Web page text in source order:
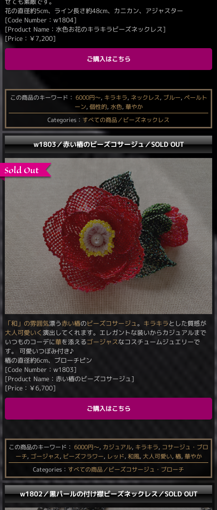
花の直径約5cm、ライン長さ約48cm、カニカン、アジャスター
[Code Number：w1804]
[Product Name：水色お花のキラキラビーズネックレス]
[Price： ￥7,200]
ご購入はこちら
この商品のキーワード： 6000円〜, キラキラ, ネックレス, ブルー, ペールト
ーン, 個性的, 水色, 華やか
Categories： すべての商品／ビーズネックレス
w1803／赤い椿のビーズコサージュ／SOLD OUT
「和」の雰囲気漂う赤い椿のビーズコサージュ 。 キラキラとした質感が
大人可愛いく演出してくれます。エレガントな装いからカジュアルまで
いつものコーデに華を添えるゴージャスなコスチュームジュエリーで
す。 可愛いつぼみ付き♪
椿の直径約6cm、ブローチピン
[Code Number：w1803]
[Product Name：赤い椿のビーズコサージュ]
[Price： ￥6,700]
ご購入はこちら
この商品のキーワード： 6000円〜, カジュアル, キラキラ, コサージュ・ブロ
ーチ, ゴージャス, ビーズフラワー, レッド, 和風, 大人可愛い, 椿, 華やか
Categories： すべての商品／ビーズコサージュ・ブローチ
w1802／黒パールの付け襟ビーズネックレス／SOLD OUT